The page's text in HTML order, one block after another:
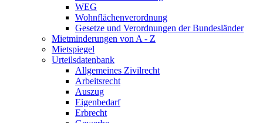
WEG
Wohnflächenverordnung
Gesetze und Verordnungen der Bundesländer
Mietminderungen von A - Z
Mietspiegel
Urteilsdatenbank
Allgemeines Zivilrecht
Arbeitsrecht
Auszug
Eigenbedarf
Erbrecht